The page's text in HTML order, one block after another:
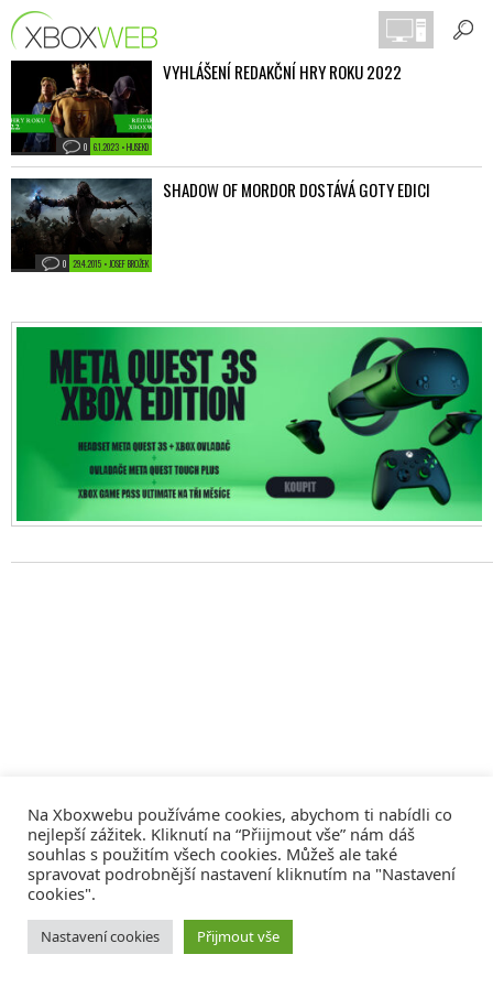
6.1.2023 • HUSEKD
0
VYHLÁŠENÍ REDAKČNÍ HRY ROKU 2022
29.4.2015 • JOSEF BROŽEK
0
SHADOW OF MORDOR DOSTÁVÁ GOTY EDICI
Tvorba webů a sociální služby
Reklama – Inzerce –
Na Xboxwebu používáme cookies, abychom ti nabídli co
nejlepší zážitek. Kliknutí na “Přiijmout vše” nám dáš
souhlas s použitím všech cookies. Můžeš ale také
spravovat podrobnější nastavení kliknutím na "Nastavení
cookies".
Nastavení cookies Přijmout vše